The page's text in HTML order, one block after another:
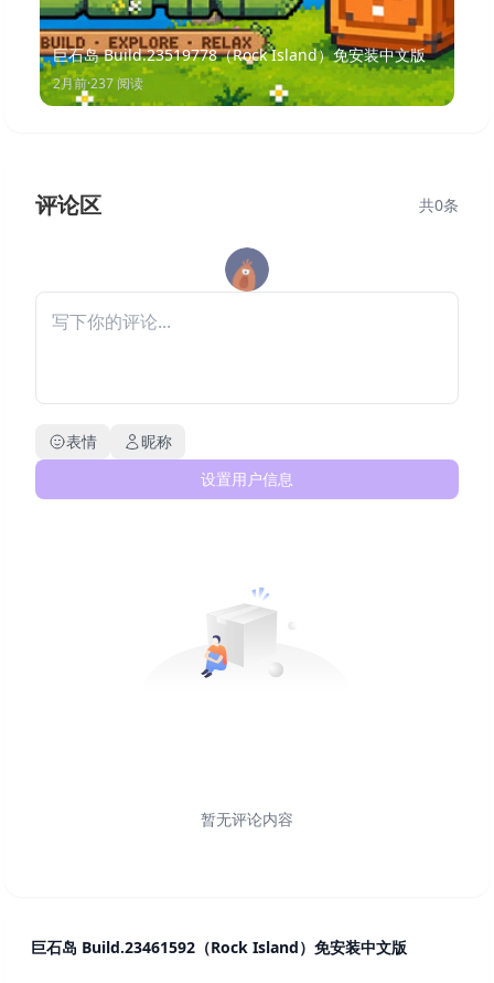
巨石岛 Build.23519778（Rock Island）免安装中文版
2月前·237阅读
评论区 共0条
表情
昵称
设置用户信息
暂无评论内容
巨石岛 Build.23461592（Rock Island）免安装中文版